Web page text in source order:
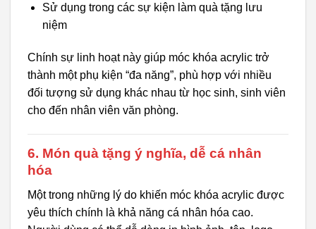
Sử dụng trong các sự kiện làm quà tặng lưu
niệm
Chính sự linh hoạt này giúp móc khóa acrylic trở
thành một phụ kiện “đa năng”, phù hợp với nhiều
đối tượng sử dụng khác nhau từ học sinh, sinh viên
cho đến nhân viên văn phòng.
6. Món quà tặng ý nghĩa, dễ cá nhân
hóa
Một trong những lý do khiến móc khóa acrylic được
yêu thích chính là khả năng cá nhân hóa cao.